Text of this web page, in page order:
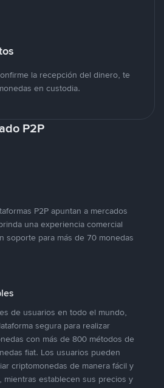
la recepción del dinero, te
en custodia.
P2P
P2P apuntan a mercados
una experiencia comercial
soporte para más de 70 monedas
de usuarios en todo el mundo,
segura para realizar
con más de 800 métodos de
fiat. Los usuarios pueden
criptomonedas de manera fácil y
establecen sus precios y